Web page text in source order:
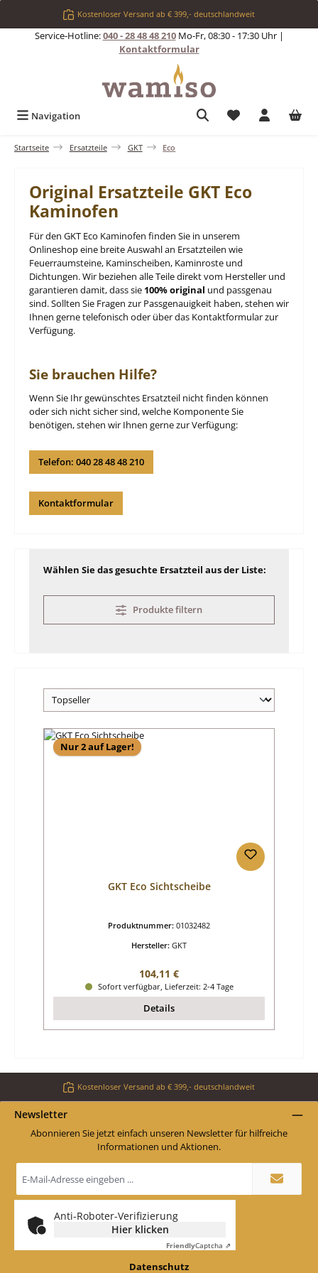
Zum Hauptinhalt springenKostenloser Versand ab € 399,- deutschlandweit
Service-Hotline:040 - 28 48 48 210Mo-Fr, 08:30 - 17:30 Uhr |
Kontaktformular
Navigation Du hast 0
Startseite Ersatzteile GKT Eco
Original Ersatzteile GKT Eco
Kaminofen
Für den GKT Eco Kaminofen finden Sie in unserem
Onlineshop eine breite Auswahl an Ersatzteilen wie
Feuerraumsteine, Kaminscheiben, Kaminroste und
Dichtungen. Wir beziehen alle Teile direkt vom Hersteller und
garantieren damit, dass sie 100% original und passgenau
sind. Sollten Sie Fragen zur Passgenauigkeit haben, stehen wir
Ihnen gerne telefonisch oder über das Kontaktformular zur
Verfügung.
Sie brauchen Hilfe?
Wenn Sie Ihr gewünschtes Ersatzteil nicht finden können
oder sich nicht sicher sind, welche Komponente Sie
benötigen, stehen wir Ihnen gerne zur Verfügung:
Telefon: 040 28 48 48 210
Kontaktformular
Wählen Sie das gesuchte Ersatzteil aus der Liste:
Produkte filtern
Nur 2 auf Lager!
GKT Eco Sichtscheibe
Produktnummer: 01032482
Hersteller: GKT
Regulärer Preis:
104,11 €
Sofort verfügbar, Lieferzeit: 2-4 Tage
Details
Kostenloser Versand ab € 399,- deutschlandweit
Newsletter
Abonnieren Sie jetzt einfach unseren Newsletter für hilfreiche
Informationen und Aktionen.
Mail-
Adresse
*
Anti-Roboter-Verifizierung
Hier klicken
FriendlyCaptcha ⇗
Datenschutz